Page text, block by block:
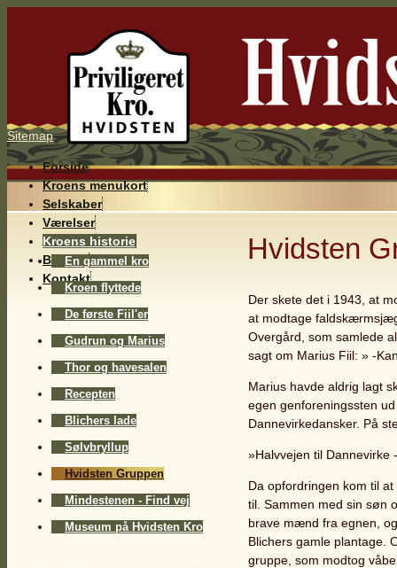
Sitemap
Forside
Kroens menukort
Selskaber
Værelser
Kroens historie
Billeder
Kontakt
En gammel kro
Kroen flyttede
De første Fiil'er
Gudrun og Marius
Thor og havesalen
Recepten
Blichers lade
Sølvbryllup
Hvidsten Gruppen
Mindestenen - Find vej
Museum på Hvidsten Kro
Hvidsten
Der skete det i 1943, at
at modtage
Overgård, som samlede
sagt om Marius Fiil: » -
Marius havde aldrig lagt
egen genforeningssten
Dannevirkedansker. På
»Halvvejen til Dannevirke
Da opfordringen kom til
til. Sammen med sin søn
brave mænd fra egnen,
Blichers gamle plantage.
gruppe, som modtog